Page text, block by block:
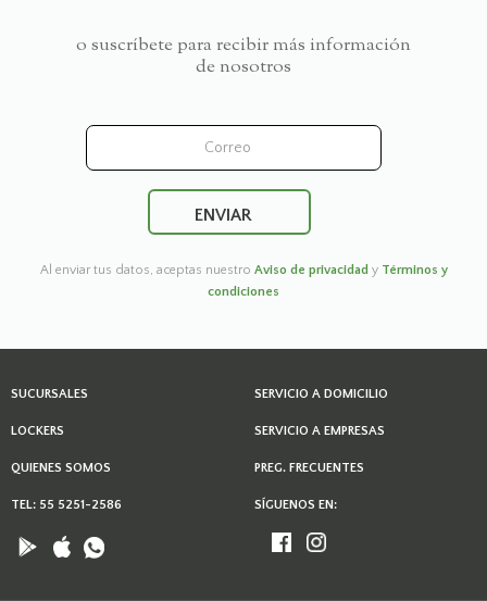
o suscríbete para recibir más información
de nosotros
Al enviar tus datos, aceptas nuestro Aviso de privacidad y Términos y
condiciones
SUCURSALES
LOCKERS
SERVICIO A DOMICILIO
SERVICIO A EMPRESAS
PREG. FRECUENTES
QUIENES SOMOS
TEL: 55 5251-2586 SÍGUENOS EN: